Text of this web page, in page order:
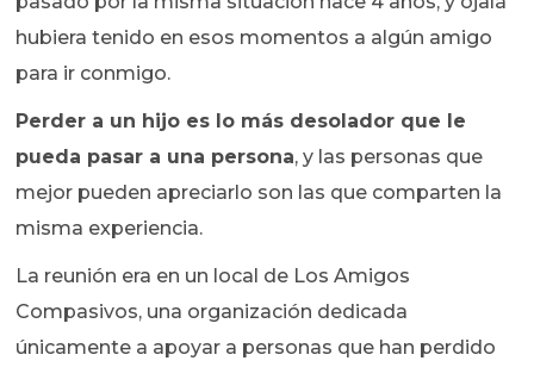
hubiera tenido en esos momentos a algún amigo
para ir conmigo.
Perder a un hijo es lo más desolador que le
pueda pasar a una persona, y las personas que
mejor pueden apreciarlo son las que comparten la
misma experiencia.
La reunión era en un local de Los Amigos
Compasivos, una organización dedicada
únicamente a apoyar a personas que han perdido